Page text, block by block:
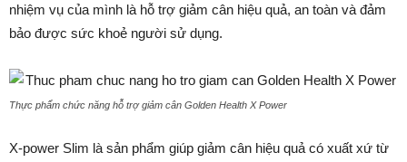
nhiệm vụ của mình là hỗ trợ giảm cân hiệu quả, an toàn và đảm
bảo được sức khoẻ người sử dụng.
Thực phẩm chức năng hỗ trợ giảm cân Golden Health X Power
X-power Slim là sản phẩm giúp giảm cân hiệu quả có xuất xứ từ